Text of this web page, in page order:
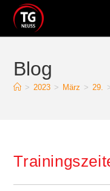
Inhalt
springen
Blog
> 2023 > März > 29.